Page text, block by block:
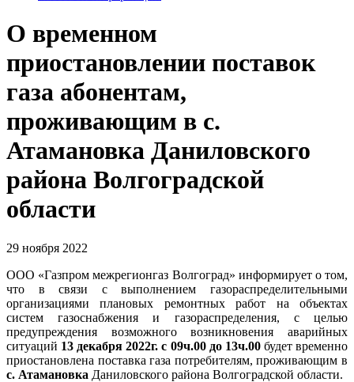
О временном
приостановлении поставок
газа абонентам,
проживающим в с.
Атамановка Даниловского
района Волгоградской
области
29 ноября 2022
ООО «Газпром межрегионгаз Волгоград» информирует о том,
что в связи с выполнением газораспределительными
организациями плановых ремонтных работ на объектах
систем газоснабжения и газораспределения, с целью
предупреждения возможного возникновения аварийных
ситуаций 13 декабря 2022г. с 09ч.00 до 13ч.00будет временно
приостановлена поставка газа потребителям, проживающим в
с. Атамановка Даниловского района Волгоградской области.